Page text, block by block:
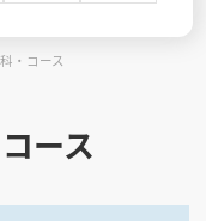
・コース
ース